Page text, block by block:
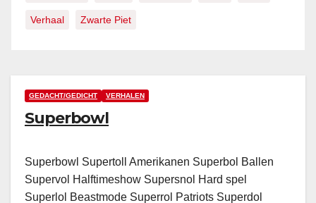
Verhaal Zwarte Piet
GEDACHT/GEDICHT VERHALEN
Superbowl
Superbowl Supertoll Amerikanen Superbol Ballen
Supervol Halftimeshow Supersnol Hard spel
Superlol Beastmode Superrol Patriots Superdol